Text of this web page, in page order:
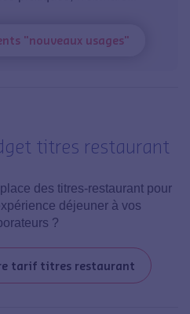
"nouveaux usages"
titres restaurant
des titres-restaurant pour
déjeuner à vos
?
tarif titres restaurant